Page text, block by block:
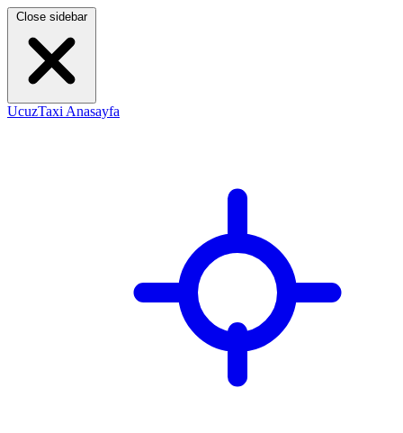
Close sidebar
UcuzTaxi Anasayfa